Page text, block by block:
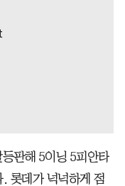
판해 5이닝 5피안타
롯데가 넉넉하게 점